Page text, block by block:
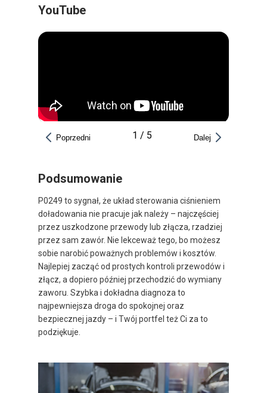
YouTube
Poprzedni 1 / 5 Dalej
Podsumowanie
P0249 to sygnał, że układ sterowania ciśnieniem
doładowania nie pracuje jak należy – najczęściej
przez uszkodzone przewody lub złącza, rzadziej
przez sam zawór. Nie lekceważ tego, bo możesz
sobie narobić poważnych problemów i kosztów.
Najlepiej zacząć od prostych kontroli przewodów i
złącz, a dopiero później przechodzić do wymiany
zaworu. Szybka i dokładna diagnoza to
najpewniejsza droga do spokojnej oraz
bezpiecznej jazdy – i Twój portfel też Ci za to
podziękuje.